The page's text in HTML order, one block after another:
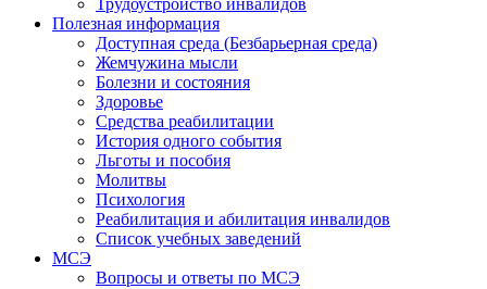
Трудоустройство инвалидов
Полезная информация
Доступная среда (Безбарьерная среда)
Жемчужина мысли
Болезни и состояния
Здоровье
Средства реабилитации
История одного события
Льготы и пособия
Молитвы
Психология
Реабилитация и абилитация инвалидов
Список учебных заведений
МСЭ
Вопросы и ответы по МСЭ